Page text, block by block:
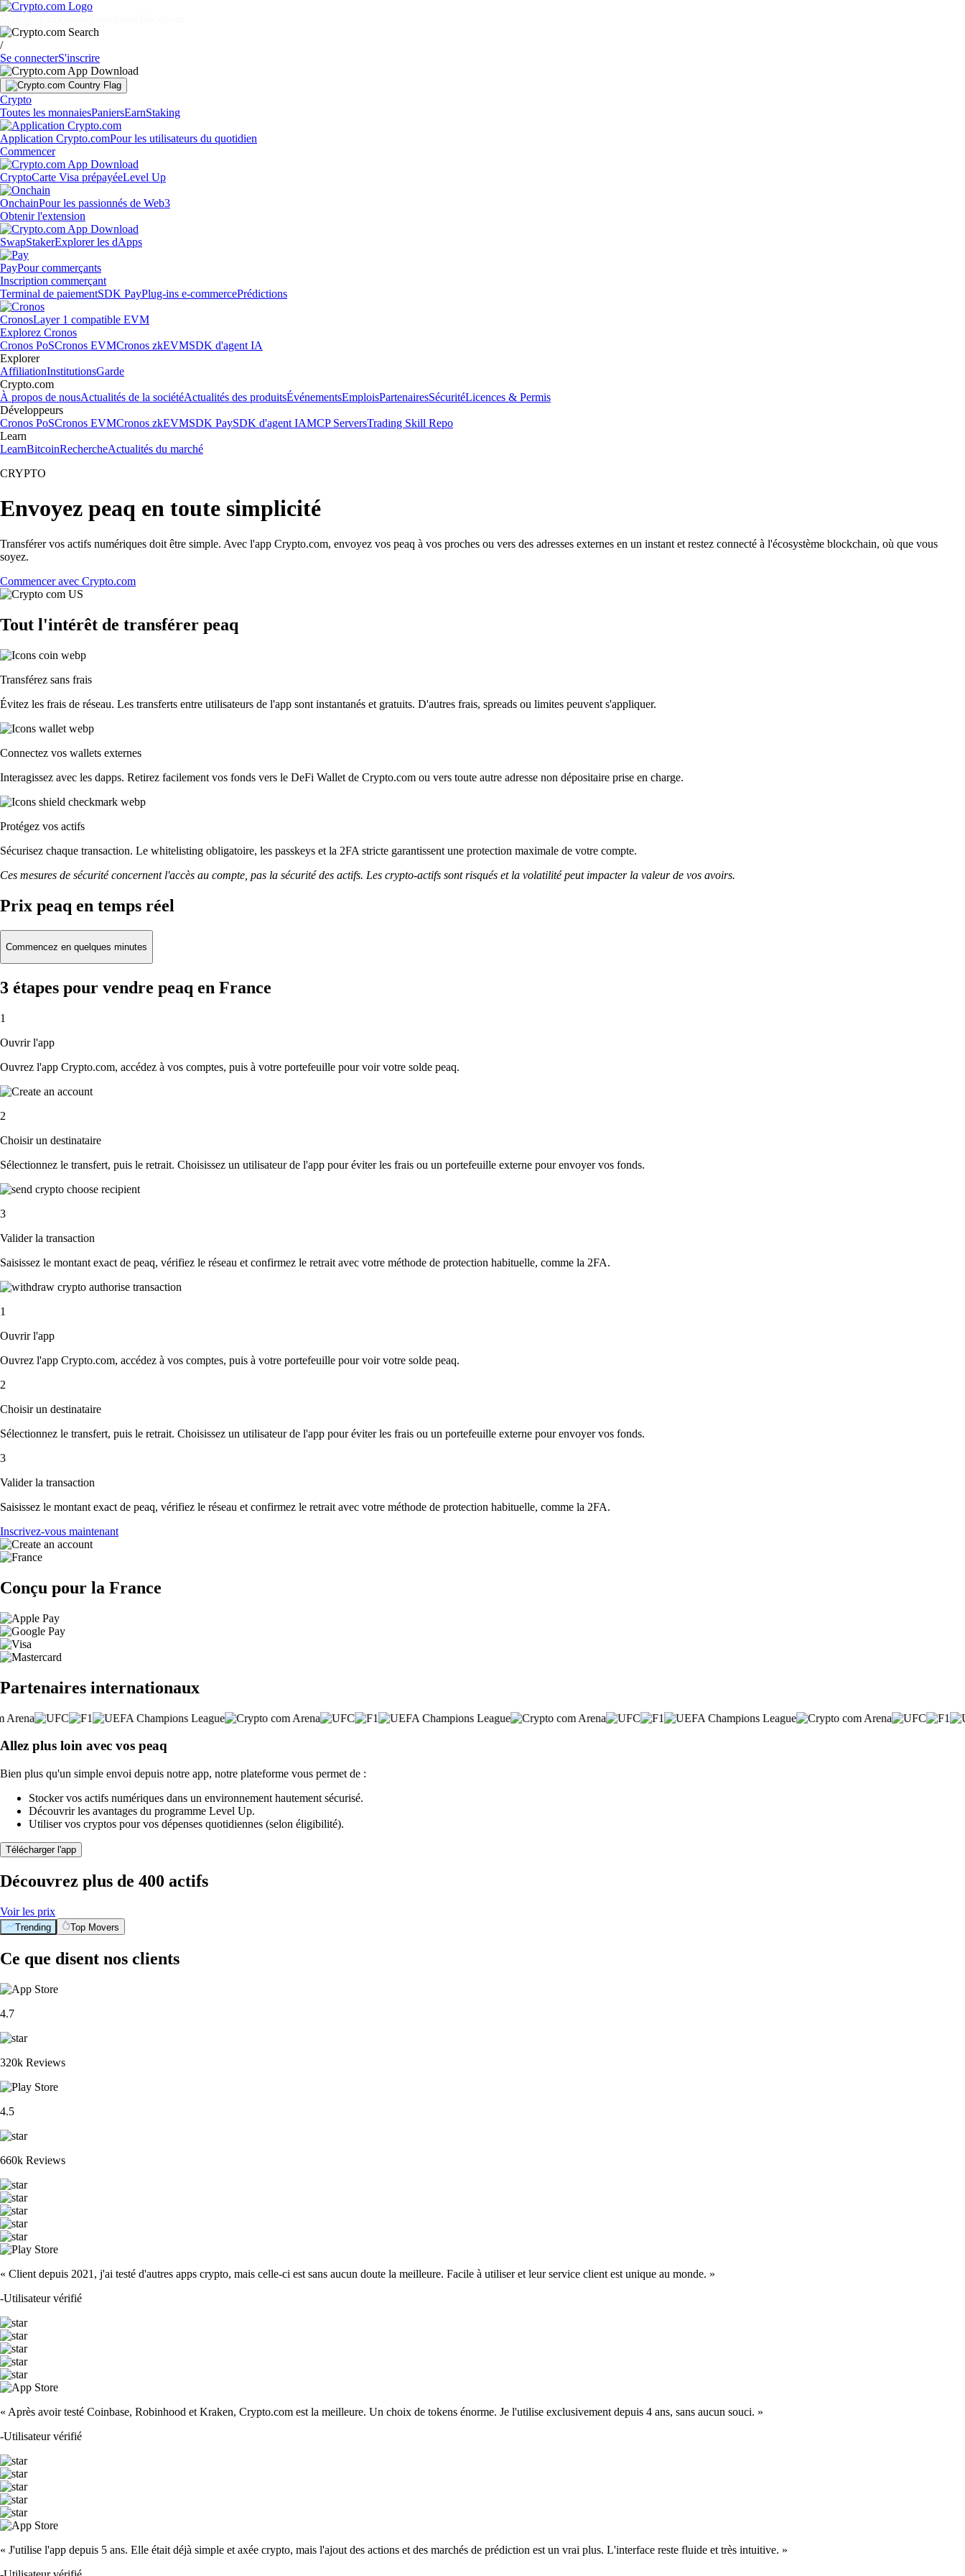
/
Se connecterS'inscrire
Crypto
Toutes les monnaiesPaniersEarnStaking
Application Crypto.comPour les utilisateurs du quotidien
Commencer
CryptoCarte Visa prépayéeLevel Up
OnchainPour les passionnés de Web3
Obtenir l'extension
SwapStakerExplorer les dApps
PayPour commerçants
Inscription commerçant
Terminal de paiementSDK PayPlug-ins e-commercePrédictions
CronosLayer 1 compatible EVM
Explorez Cronos
Cronos PoSCronos EVMCronos zkEVMSDK d'agent IA
Explorer
AffiliationInstitutionsGarde
Crypto.com
À propos de nousActualités de la sociétéActualités des produitsÉvénementsEmploisPartenairesSécuritéLicences & Permis
Développeurs
Cronos PoSCronos EVMCronos zkEVMSDK PaySDK d'agent IAMCP ServersTrading Skill Repo
Learn
LearnBitcoinRechercheActualités du marché
CRYPTO
Envoyez peaq en toute simplicité
Transférer vos actifs numériques doit être simple. Avec l'app Crypto.com, envoyez vos peaq à vos proches ou vers des adresses externes en un instant et restez connecté à l'écosystème blockchain, où que vous
soyez.
Commencer avec Crypto.com
Tout l'intérêt de transférer peaq
Transférez sans frais
Évitez les frais de réseau. Les transferts entre utilisateurs de l'app sont instantanés et gratuits. D'autres frais, spreads ou limites peuvent s'appliquer.
Connectez vos wallets externes
Interagissez avec les dapps. Retirez facilement vos fonds vers le DeFi Wallet de Crypto.com ou vers toute autre adresse non dépositaire prise en charge.
Protégez vos actifs
Sécurisez chaque transaction. Le whitelisting obligatoire, les passkeys et la 2FA stricte garantissent une protection maximale de votre compte.
Ces mesures de sécurité concernent l'accès au compte, pas la sécurité des actifs. Les crypto-actifs sont risqués et la volatilité peut impacter la valeur de vos avoirs.
Prix peaq en temps réel
Commencez en quelques minutes
3 étapes pour vendre peaq en France
1
Ouvrir l'app
Ouvrez l'app Crypto.com, accédez à vos comptes, puis à votre portefeuille pour voir votre solde peaq.
2
Choisir un destinataire
Sélectionnez le transfert, puis le retrait. Choisissez un utilisateur de l'app pour éviter les frais ou un portefeuille externe pour envoyer vos fonds.
3
Valider la transaction
Saisissez le montant exact de peaq, vérifiez le réseau et confirmez le retrait avec votre méthode de protection habituelle, comme la 2FA.
1
Ouvrir l'app
Ouvrez l'app Crypto.com, accédez à vos comptes, puis à votre portefeuille pour voir votre solde peaq.
2
Choisir un destinataire
Sélectionnez le transfert, puis le retrait. Choisissez un utilisateur de l'app pour éviter les frais ou un portefeuille externe pour envoyer vos fonds.
3
Valider la transaction
Saisissez le montant exact de peaq, vérifiez le réseau et confirmez le retrait avec votre méthode de protection habituelle, comme la 2FA.
Inscrivez-vous maintenant
Conçu pour la France
Partenaires internationaux
Allez plus loin avec vos peaq
Bien plus qu'un simple envoi depuis notre app, notre plateforme vous permet de :
Stocker vos actifs numériques dans un environnement hautement sécurisé.
Découvrir les avantages du programme Level Up.
Utiliser vos cryptos pour vos dépenses quotidiennes (selon éligibilité).
Télécharger l'app
Découvrez plus de 400 actifs
Voir les prix
Trending Top Movers
Ce que disent nos clients
4.7
320k Reviews
4.5
660k Reviews
« Client depuis 2021, j'ai testé d'autres apps crypto, mais celle-ci est sans aucun doute la meilleure. Facile à utiliser et leur service client est unique au monde. »
-Utilisateur vérifié
« Après avoir testé Coinbase, Robinhood et Kraken, Crypto.com est la meilleure. Un choix de tokens énorme. Je l'utilise exclusivement depuis 4 ans, sans aucun souci. »
-Utilisateur vérifié
« J'utilise l'app depuis 5 ans. Elle était déjà simple et axée crypto, mais l'ajout des actions et des marchés de prédiction est un vrai plus. L'interface reste fluide et très intuitive. »